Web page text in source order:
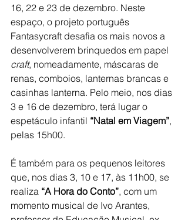
16, 22 e 23 de dezembro. Neste
espaço, o projeto português
Fantasycraft desafia os mais novos a
desenvolverem brinquedos em papel
craft, nomeadamente, máscaras de
renas, comboios, lanternas brancas e
casinhas lanterna. Pelo meio, nos dias
3 e 16 de dezembro, terá lugar o
espetáculo infantil “Natal em Viagem”,
pelas 15h00.
É também para os pequenos leitores
que, nos dias 3, 10 e 17, às 11h00, se
realiza “A Hora do Conto”, com um
momento musical de Ivo Arantes,